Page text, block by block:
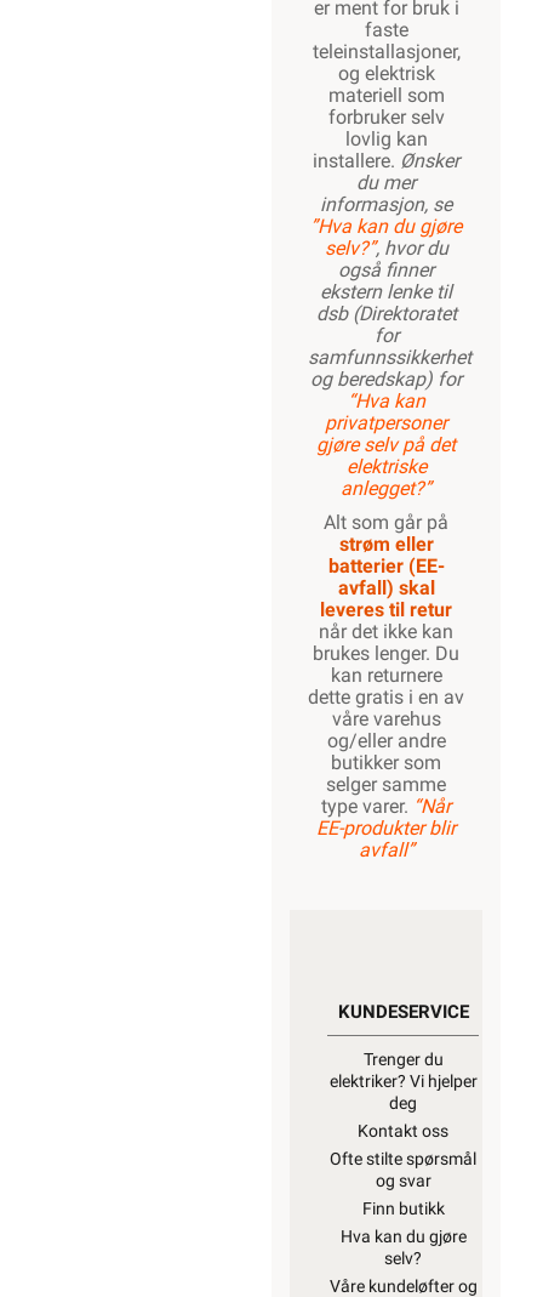
er ment for bruk i
faste
teleinstallasjoner,
og elektrisk
materiell som
forbruker selv
lovlig kan
installere. Ønsker
du mer
informasjon, se
”Hva kan du gjøre
selv?”, hvor du
også finner
ekstern lenke til
dsb (Direktoratet
for
samfunnssikkerhet
og beredskap) for
“Hva kan
privatpersoner
gjøre selv på det
elektriske
anlegget?”
Alt som går på
strøm eller
batterier (EE-
avfall) skal
leveres til retur
når det ikke kan
brukes lenger. Du
kan returnere
dette gratis i en av
våre varehus
og/eller andre
butikker som
selger samme
type varer. “Når
EE-produkter blir
avfall”
KUNDESERVICE
Trenger du
elektriker? Vi hjelper
deg
Kontakt oss
Ofte stilte spørsmål
og svar
Finn butikk
Hva kan du gjøre
selv?
Våre kundeløfter og